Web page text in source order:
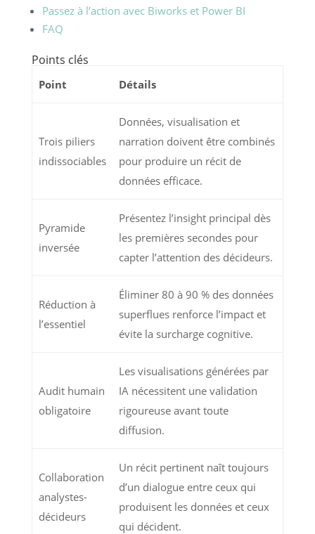
Passez à l’action avec Biworks et Power BI
FAQ
Points clés
Point Détails
Trois piliers
indissociables
Données, visualisation et
narration doivent être combinés
pour produire un récit de
données efficace.
Pyramide
inversée
Présentez l’insight principal dès
les premières secondes pour
capter l’attention des décideurs.
Réduction à
l’essentiel
Éliminer 80 à 90 % des données
superflues renforce l’impact et
évite la surcharge cognitive.
Audit humain
obligatoire
Les visualisations générées par
IA nécessitent une validation
rigoureuse avant toute
diffusion.
Collaboration
analystes-
décideurs
Un récit pertinent naît toujours
d’un dialogue entre ceux qui
produisent les données et ceux
qui décident.